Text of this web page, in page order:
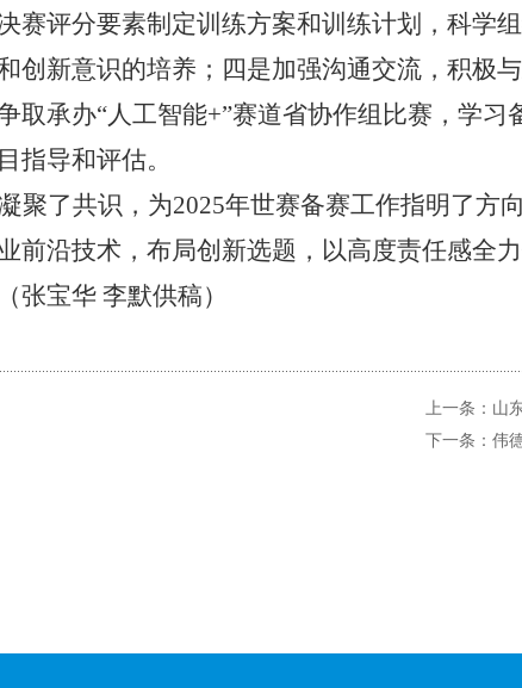
赛评分要素制定训练方案和训练计划，科学
创新意识的培养；四是加强沟通交流，积极
取承办“人工智能+”赛道省协作组比赛，学习
指导和评估。
聚了共识，为2025年世赛备赛工作指明了方
前沿技术，布局创新选题，以高度责任感全
张宝华 李默供稿）
上一条：山
下一条：伟